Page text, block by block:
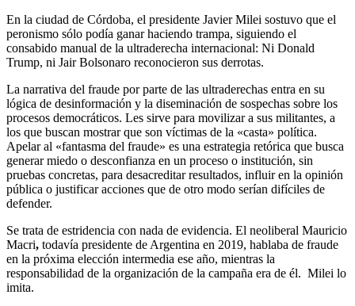
En la ciudad de Córdoba, el presidente Javier Milei sostuvo que el
peronismo sólo podía ganar haciendo trampa, siguiendo el
consabido manual de la ultraderecha internacional: Ni Donald
Trump, ni Jair Bolsonaro reconocieron sus derrotas.
La narrativa del fraude por parte de las ultraderechas entra en su
lógica de desinformación y la diseminación de sospechas sobre los
procesos democráticos. Les sirve para movilizar a sus militantes, a
los que buscan mostrar que son víctimas de la «casta» política.
Apelar al «fantasma del fraude» es una estrategia retórica que busca
generar miedo o desconfianza en un proceso o institución, sin
pruebas concretas, para desacreditar resultados, influir en la opinión
pública o justificar acciones que de otro modo serían difíciles de
defender.
Se trata de estridencia con nada de evidencia. El neoliberal Mauricio
Macri, todavía presidente de Argentina en 2019, hablaba de fraude
en la próxima elección intermedia ese año, mientras la
responsabilidad de la organización de la campaña era de él. Milei lo
imita.